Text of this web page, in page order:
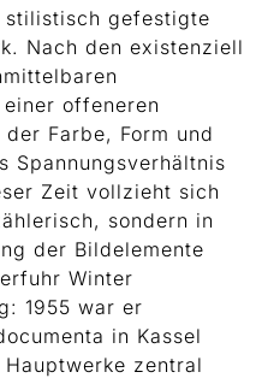
stilistisch gefestigte
Nach den existenziell
offeneren
Farbe, Form und
Spannungsverhältnis
Zeit vollzieht sich
sondern in
der Bildelemente
Winter
1955 war er
in Kassel
zentral